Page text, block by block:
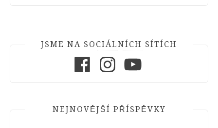
JSME NA SOCIÁLNÍCH SÍTÍCH
NEJNOVĚJŠÍ PŘÍSPĚVKY